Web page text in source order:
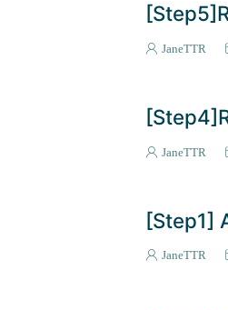
JaneTTR
JaneTTR
[Step1]
JaneTTR